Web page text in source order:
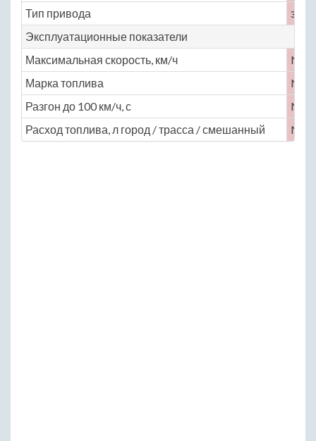
Тип привода
Эксплуатационные показатели
Максимальная скорость, км/ч
No
Марка топлива
No
Разгон до 100 км/ч, с
No
Расход топлива, л город / трасса / смешанный
No